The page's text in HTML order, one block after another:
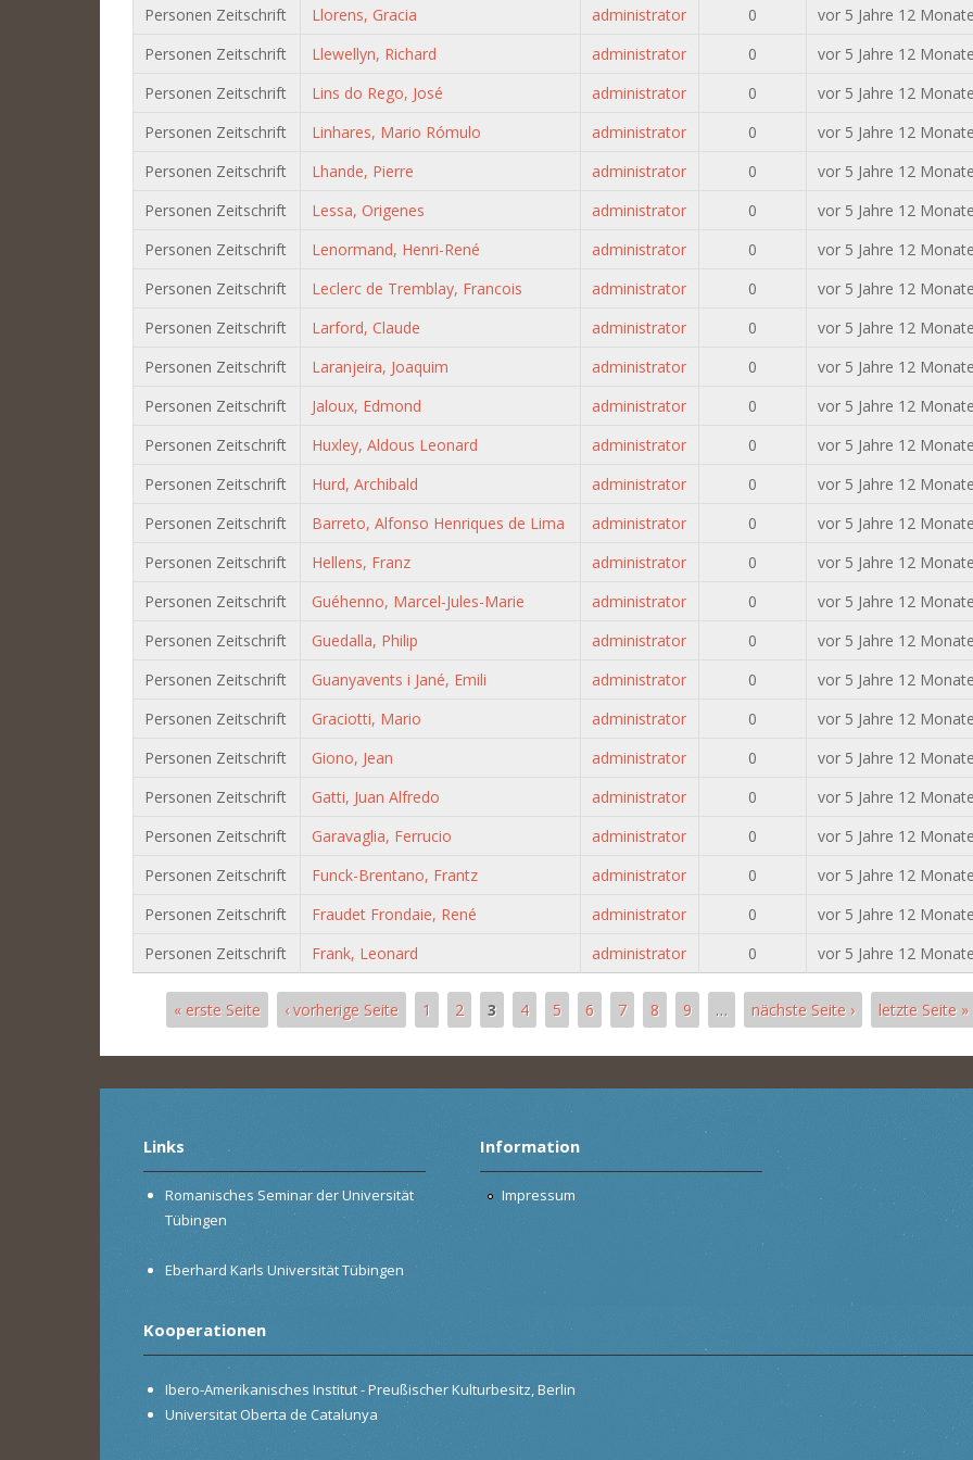
Personen Zeitschrift Llorens, Gracia administrator 0
vor 5 Jahre 12 Monate
Personen Zeitschrift
Llewellyn, Richard administrator 0
vor 5 Jahre 12 Monate
Personen Zeitschrift
Lins do Rego, José administrator 0
vor 5 Jahre 12 Monate
Personen Zeitschrift
Linhares, Mario Rómulo administrator 0
vor 5 Jahre 12 Monate
Personen Zeitschrift
Lhande, Pierre administrator 0
vor 5 Jahre 12 Monate
Personen Zeitschrift
Lessa, Origenes administrator 0
vor 5 Jahre 12 Monate
Personen Zeitschrift
Lenormand, Henri-René administrator 0
vor 5 Jahre 12 Monate
Personen Zeitschrift
Leclerc de Tremblay, Francois administrator 0
vor 5 Jahre 12 Monate
Personen Zeitschrift
Larford, Claude administrator 0
vor 5 Jahre 12 Monate
Personen Zeitschrift
Laranjeira, Joaquim administrator 0
vor 5 Jahre 12 Monate
Personen Zeitschrift
Jaloux, Edmond administrator 0
vor 5 Jahre 12 Monate
Personen Zeitschrift
Huxley, Aldous Leonard administrator 0
vor 5 Jahre 12 Monate
Personen Zeitschrift
Hurd, Archibald administrator 0
vor 5 Jahre 12 Monate
Personen Zeitschrift
Barreto, Alfonso Henriques de Lima administrator 0
vor 5 Jahre 12 Monate
Personen Zeitschrift
Hellens, Franz administrator 0
vor 5 Jahre 12 Monate
Personen Zeitschrift
Guéhenno, Marcel-Jules-Marie administrator 0
vor 5 Jahre 12 Monate
Personen Zeitschrift
Guedalla, Philip administrator 0
vor 5 Jahre 12 Monate
Personen Zeitschrift
Guanyavents i Jané, Emili administrator 0
vor 5 Jahre 12 Monate
Personen Zeitschrift
Graciotti, Mario administrator 0
vor 5 Jahre 12 Monate
Personen Zeitschrift
Giono, Jean administrator 0
vor 5 Jahre 12 Monate
Personen Zeitschrift
Gatti, Juan Alfredo administrator 0
vor 5 Jahre 12 Monate
Personen Zeitschrift
Garavaglia, Ferrucio administrator 0
vor 5 Jahre 12 Monate
Personen Zeitschrift
Funck-Brentano, Frantz administrator 0
vor 5 Jahre 12 Monate
Personen Zeitschrift
Fraudet Frondaie, René administrator 0
vor 5 Jahre 12 Monate
Personen Zeitschrift
Frank, Leonard administrator 0 vor 5 Jahre 12 Monate
Seiten« erste Seite ‹ vorherige Seite 1 2 3 4 5 6 7 8 9 … nächste Seite › letzte Seite »
Links
Romanisches Seminar der Universität
Tübingen
Eberhard Karls Universität Tübingen
Information
Impressum
Kooperationen
Ibero-Amerikanisches Institut - Preußischer Kulturbesitz, Berlin
Universitat Oberta de Catalunya